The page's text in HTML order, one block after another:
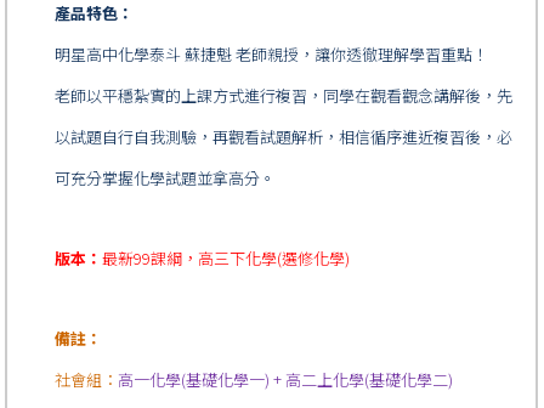
產品特色：
明星高中化學泰斗 蘇捷魁 老師親授，讓你透徹理解學習重點！
老師以平穩紮實的上課方式進行複習，同學在觀看觀念講解後，先
以試題自行自我測驗，再觀看試題解析，相信循序進近複習後，必
可充分掌握化學試題並拿高分。
版本：最新99課綱，高三下化學(選修化學)
備註：
社會組： 高一化學(基礎化學一) + 高二上化學(基礎化學二)